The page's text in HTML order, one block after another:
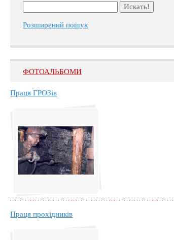
Розширений пошук
ФОТОАЛЬБОМИ
Праця ГРОЗів
Праця прохідників